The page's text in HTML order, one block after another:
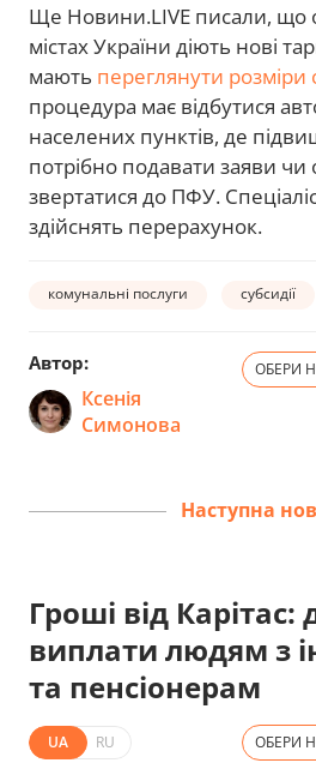
Ще Новини.LIVE писали, що
містах України діють нові
мають переглянути розміри
процедура має відбутися
населених пунктів, де
потрібно подавати заяви чи
звертатися до ПФУ.
здійснять перерахунок.
комунальні послуги субсидії
Автор:
Ксенія
Симонова
ОБЕРИ
Наступна
Гроші від Карітас:
виплати людям з
та пенсіонерам
UA RU ОБЕРИ